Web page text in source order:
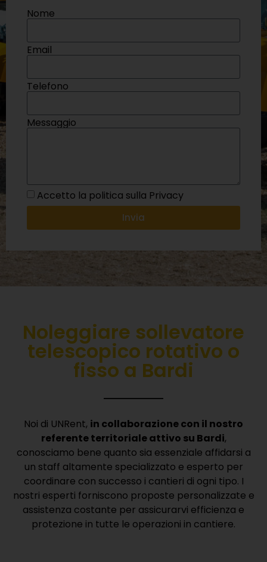
Nome
Email
Telefono
Messaggio
Accetto la politica sulla Privacy
Invia
Noleggiare sollevatore
telescopico rotativo o
fisso a Bardi
Noi di UNRent, in collaborazione con il nostro
referente territoriale attivo su Bardi,
conosciamo bene quanto sia essenziale affidarsi a
un staff altamente specializzato e esperto per
coordinare con successo i cantieri di ogni tipo. I
nostri esperti forniscono proposte personalizzate e
assistenza costante per assicurarvi efficienza e
protezione in tutte le operazioni in cantiere.